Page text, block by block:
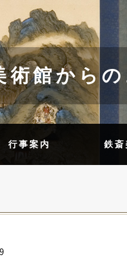
行事案内 鉄斎
術館から